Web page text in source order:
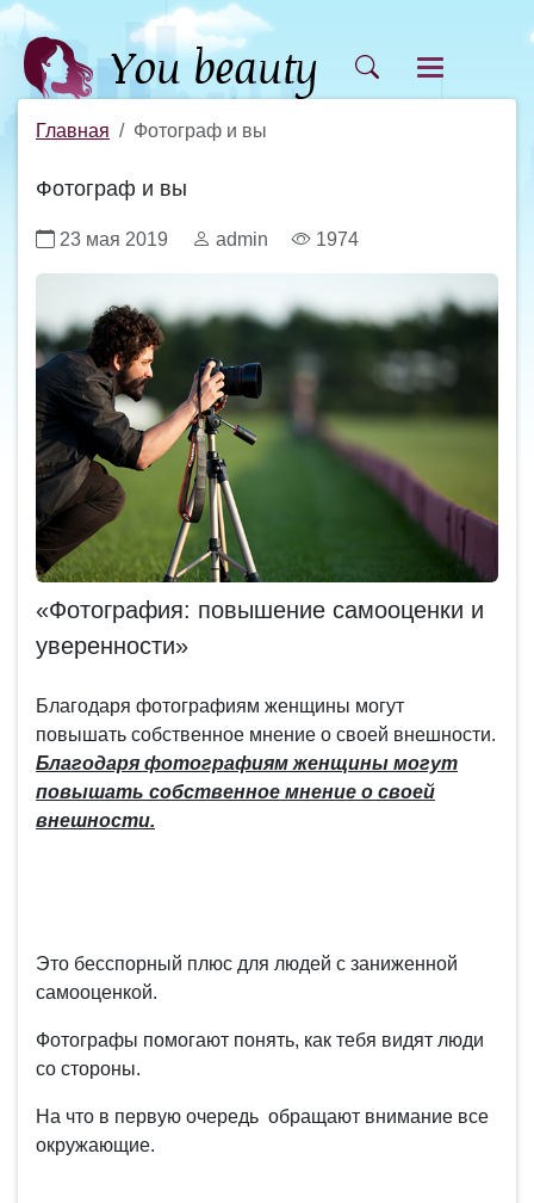
Главная Фотограф и вы
Фотограф и вы
23 мая 2019 admin 1974
«Фотография: повышение самооценки и
уверенности»
Благодаря фотографиям женщины могут
повышать собственное мнение о своей внешности.
Благодаря фотографиям женщины могут
повышать собственное мнение о своей
внешности.
Это бесспорный плюс для людей с заниженной
самооценкой.
Фотографы помогают понять, как тебя видят люди
со стороны.
На что в первую очередь обращают внимание все
окружающие.